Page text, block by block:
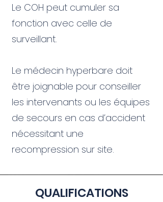
Le COH peut cumuler sa
fonction avec celle de
surveillant.
Le médecin hyperbare doit
être joignable pour conseiller
les intervenants ou les équipes
de secours en cas d’accident
nécessitant une
recompression sur site.
QUALIFICATIONS